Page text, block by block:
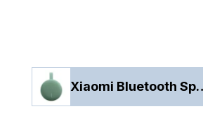
Xiaomi